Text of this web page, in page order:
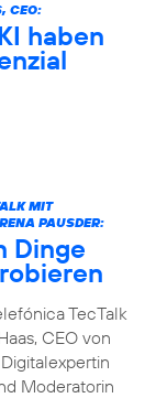
CEO:
haben
MIT
PAUSDER:
Dinge
TecTalk
CEO von
Moderatorin